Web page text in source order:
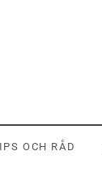
OCH RÅD